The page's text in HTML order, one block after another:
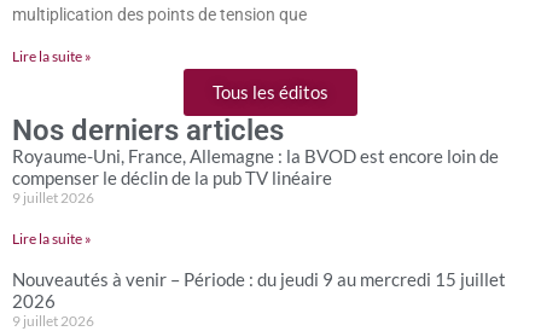
multiplication des points de tension que
Lire la suite »
Tous les éditos
Nos derniers articles
Royaume-Uni, France, Allemagne : la BVOD est encore loin de
compenser le déclin de la pub TV linéaire
9 juillet 2026
Lire la suite »
Nouveautés à venir – Période : du jeudi 9 au mercredi 15 juillet
2026
9 juillet 2026